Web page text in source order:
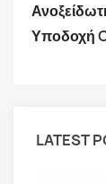
Υποδοχή
LATEST